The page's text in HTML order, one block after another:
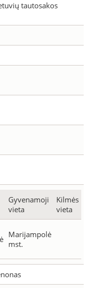
tautosakos
Gyvenamoji
vieta
Kilmės
vieta
Marijampolė
mst.